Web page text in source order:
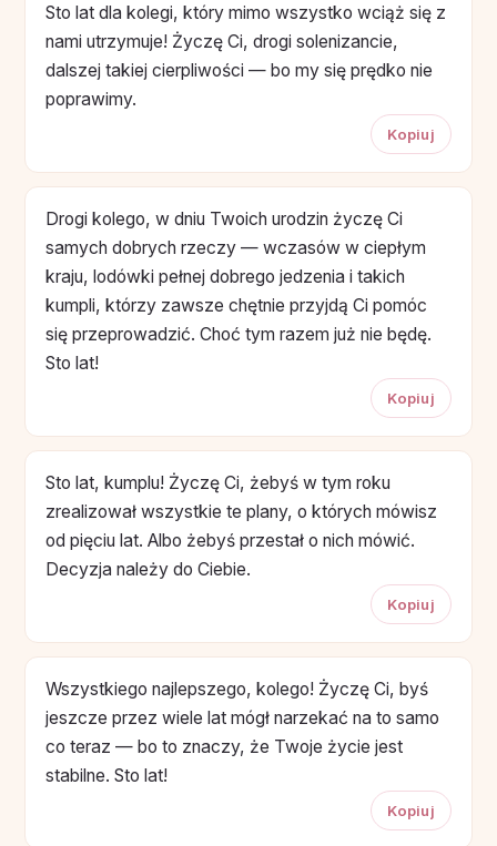
Sto lat dla kolegi, który mimo wszystko wciąż się z
nami utrzymuje! Życzę Ci, drogi solenizancie,
dalszej takiej cierpliwości — bo my się prędko nie
poprawimy.
Kopiuj
Drogi kolego, w dniu Twoich urodzin życzę Ci
samych dobrych rzeczy — wczasów w ciepłym
kraju, lodówki pełnej dobrego jedzenia i takich
kumpli, którzy zawsze chętnie przyjdą Ci pomóc
się przeprowadzić. Choć tym razem już nie będę.
Sto lat!
Kopiuj
Sto lat, kumplu! Życzę Ci, żebyś w tym roku
zrealizował wszystkie te plany, o których mówisz
od pięciu lat. Albo żebyś przestał o nich mówić.
Decyzja należy do Ciebie.
Kopiuj
Wszystkiego najlepszego, kolego! Życzę Ci, byś
jeszcze przez wiele lat mógł narzekać na to samo
co teraz — bo to znaczy, że Twoje życie jest
stabilne. Sto lat!
Kopiuj